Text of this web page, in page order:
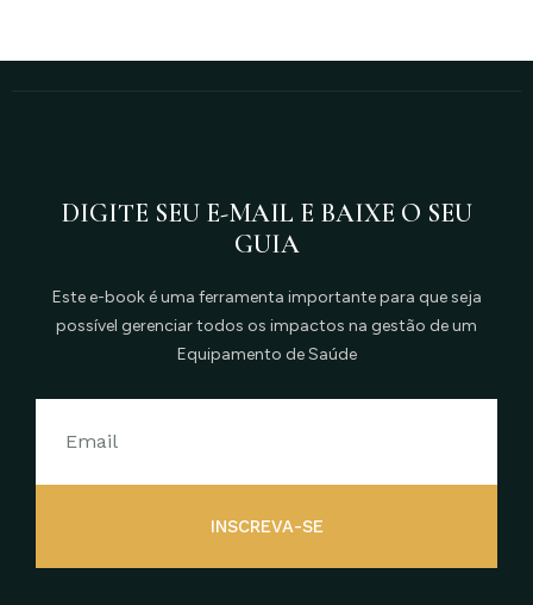
DIGITE SEU E-MAIL E BAIXE O SEU
GUIA
Este e-book é uma ferramenta importante para que seja
possível gerenciar todos os impactos na gestão de um
Equipamento de Saúde
INSCREVA-SE